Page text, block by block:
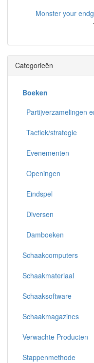
Monster your
Categorieën
Boeken
Partijverzamelingen
Tactiek/strategie
Evenementen
Openingen
Eindspel
Diversen
Damboeken
Schaakcomputers
Schaakmateriaal
Schaaksoftware
Schaakmagazines
Verwachte Producten
Stappenmethode